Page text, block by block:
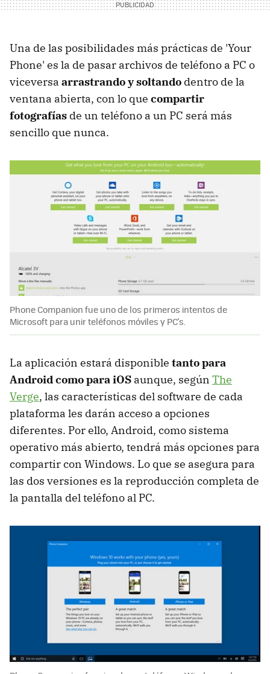
Una de las posibilidades más prácticas de 'Your
Phone' es la de pasar archivos de teléfono a PC o
viceversa arrastrando y soltando dentro de la
ventana abierta, con lo que compartir
fotografías de un teléfono a un PC será más
sencillo que nunca.
Phone Companion fue uno de los primeros intentos de
Microsoft para unir teléfonos móviles y PC's.
La aplicación estará disponible tanto para
Android como para iOS aunque, según The
Verge, las características del software de cada
plataforma les darán acceso a opciones
diferentes. Por ello, Android, como sistema
operativo más abierto, tendrá más opciones para
compartir con Windows. Lo que se asegura para
las dos versiones es la reproducción completa de
la pantalla del teléfono al PC.